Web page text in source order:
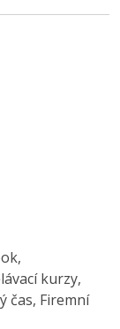
kurzy,
čas, Firemní